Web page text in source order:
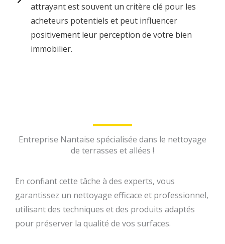
attrayant est souvent un critère clé pour les
acheteurs potentiels et peut influencer
positivement leur perception de votre bien
immobilier.
Entreprise Nantaise spécialisée dans le nettoyage
de terrasses et allées !
En confiant cette tâche à des experts, vous
garantissez un nettoyage efficace et professionnel,
utilisant des techniques et des produits adaptés
pour préserver la qualité de vos surfaces.